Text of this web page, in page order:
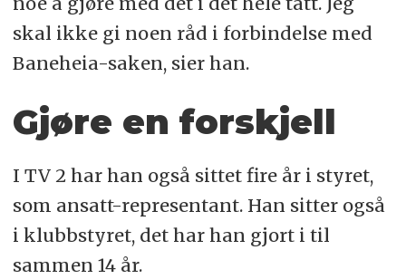
skal ikke gi noen råd i forbindelse med
Baneheia-saken, sier han.
Gjøre en forskjell
I TV 2 har han også sittet fire år i styret,
som ansatt-representant. Han sitter også
i klubbstyret, det har han gjort i til
sammen 14 år.